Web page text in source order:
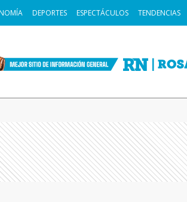
DEPORTES ESPECTÁCULOS TENDENCIAS